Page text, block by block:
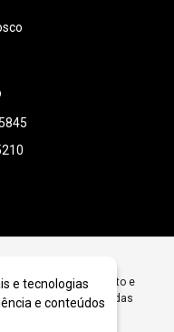
para Corte em Concreto e
Diamantadas
São Paulo SP - JRC
e tecnologias
e conteúdos